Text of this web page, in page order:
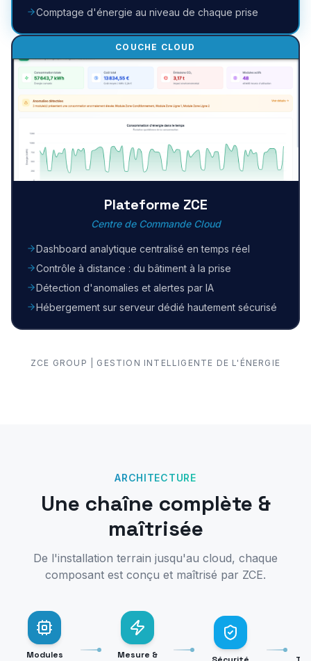
Comptage d'énergie au niveau de chaque prise
COUCHE CLOUD
Plateforme ZCE
Centre de Commande Cloud
Dashboard analytique centralisé en temps réel
Contrôle à distance : du bâtiment à la prise
Détection d'anomalies et alertes par IA
Hébergement sur serveur dédié hautement sécurisé
ZCE GROUP | GESTION INTELLIGENTE DE L'ÉNERGIE
ARCHITECTURE
Une chaîne complète &
maîtrisée
De l'installation terrain jusqu'au cloud, chaque
composant est conçu et maîtrisé par ZCE.
Modules
Mesure &